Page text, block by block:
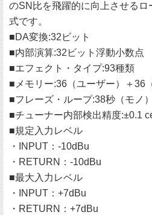
のSN比を飛躍的に向上させる
式です。
■DA変換:32ビット
■内部演算:32ビット浮動小数点
■エフェクト・タイプ:93種類
■メモリー:36（ユーザー）＋36
■フレーズ・ループ:38秒（モノ）
■チューナー内部検出精度:±0.1
■規定入力レベル
・INPUT：-10dBu
・RETURN：-10dBu
■最大入力レベル
・INPUT：+7dBu
・RETURN：+7dBu